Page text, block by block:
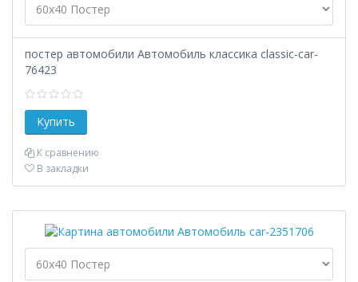
постер автомобили Автомобиль классика classic-car-
76423
К сравнению
В закладки